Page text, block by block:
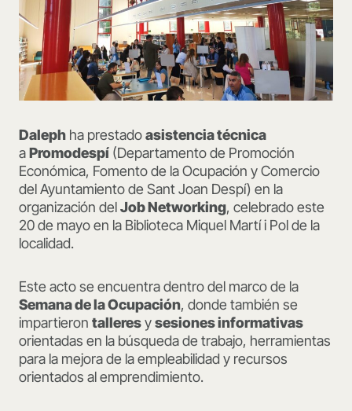
Daleph ha prestadoasistencia técnica
aPromodespí (Departamento de Promoción
Económica, Fomento de la Ocupación y Comercio
del Ayuntamiento de Sant Joan Despí) en la
organización delJob Networking, celebrado este
20 de mayo en la Biblioteca Miquel Martí i Pol de la
localidad.
Este acto se encuentra dentro del marco de la
Semana de la Ocupación, donde también se
impartieron talleresysesiones informativas
orientadas en la búsqueda de trabajo, herramientas
para la mejora de la empleabilidad y recursos
orientados al emprendimiento.